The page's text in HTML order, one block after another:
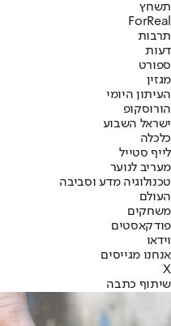
תשחץ
ForReal
תרבות
דעות
ספורט
מגזין
העיתון היומי
הורוסקופ
ישראל השבוע
כלכלה
לייף סטייל
מעריב לנוער
טכנולוגיה מדע וסביבה
העולם
משחקים
פודקאסטים
וידאו
אנחנו מגייסים
X
שיתוף כתבה